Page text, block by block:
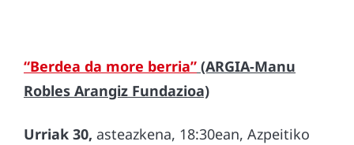
“Berdea da more berria” (ARGIA-Manu
Robles Arangiz Fundazioa)
Urriak 30, asteazkena, 18:30ean, Azpeitiko